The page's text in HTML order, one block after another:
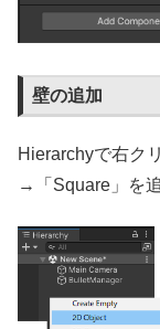
壁の追加
Hierarchyで右ク
→「Square」を追